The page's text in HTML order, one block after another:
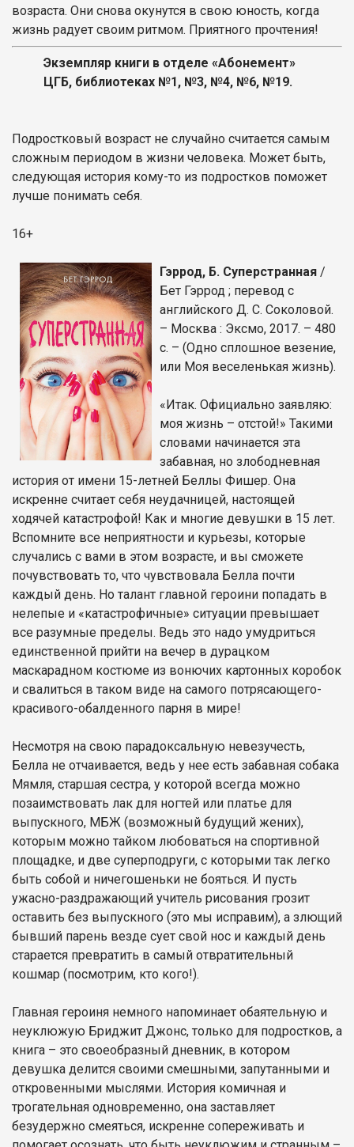
возраста. Они снова окунутся в свою юность, когда
жизнь радует своим ритмом. Приятного прочтения!
Экземпляр книги в отделе «Абонемент»
ЦГБ, библиотеках №1, №3, №4, №6, №19.
Подростковый возраст не случайно считается самым
сложным периодом в жизни человека. Может быть,
следующая история кому-то из подростков поможет
лучше понимать себя.
16+
Гэррод, Б. Суперстранная /
Бет Гэррод ; перевод с
английского Д. С. Соколовой.
– Москва : Эксмо, 2017. – 480
с. – (Одно сплошное везение,
или Моя веселенькая жизнь).
«Итак. Официально заявляю:
моя жизнь – отстой!» Такими
словами начинается эта
забавная, но злободневная
история от имени 15-летней Беллы Фишер. Она
искренне считает себя неудачницей, настоящей
ходячей катастрофой! Как и многие девушки в 15 лет.
Вспомните все неприятности и курьезы, которые
случались с вами в этом возрасте, и вы сможете
почувствовать то, что чувствовала Белла почти
каждый день. Но талант главной героини попадать в
нелепые и «катастрофичные» ситуации превышает
все разумные пределы. Ведь это надо умудриться
единственной прийти на вечер в дурацком
маскарадном костюме из вонючих картонных коробок
и свалиться в таком виде на самого потрясающего-
красивого-обалденного парня в мире!
Несмотря на свою парадоксальную невезучесть,
Белла не отчаивается, ведь у нее есть забавная собака
Мямля, старшая сестра, у которой всегда можно
позаимствовать лак для ногтей или платье для
выпускного, МБЖ (возможный будущий жених),
которым можно тайком любоваться на спортивной
площадке, и две суперподруги, с которыми так легко
быть собой и ничегошеньки не бояться. И пусть
ужасно-раздражающий учитель рисования грозит
оставить без выпускного (это мы исправим), а злющий
бывший парень везде сует свой нос и каждый день
старается превратить в самый отвратительный
кошмар (посмотрим, кто кого!).
Главная героиня немного напоминает обаятельную и
неуклюжую Бриджит Джонс, только для подростков, а
книга – это своеобразный дневник, в котором
девушка делится своими смешными, запутанными и
откровенными мыслями. История комичная и
трогательная одновременно, она заставляет
безудержно смеяться, искренне сопереживать и